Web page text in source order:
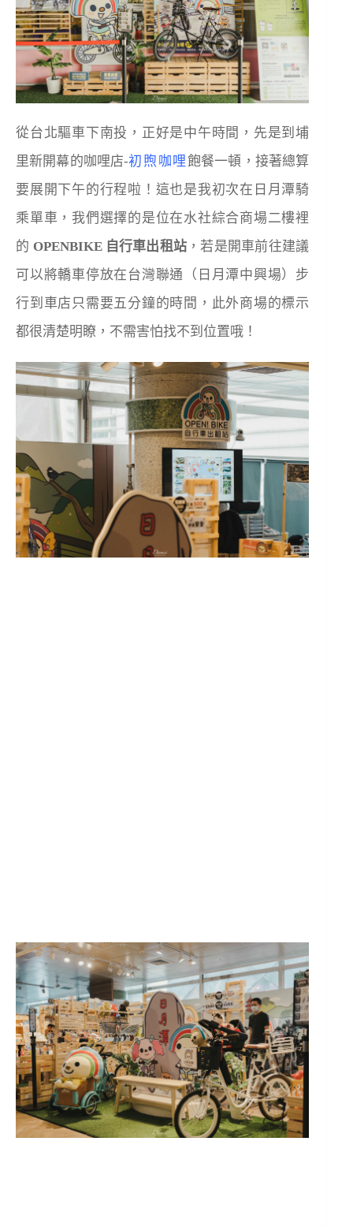
從台北驅車下南投，正好是中午時間，先是到埔
里新開幕的咖哩店-初煦咖哩飽餐一頓，接著總算
要展開下午的行程啦！這也是我初次在日月潭騎
乘單車，我們選擇的是位在水社綜合商場二樓裡
的 OPENBIKE 自行車出租站 ，若是開車前往建議
可以將轎車停放在 台灣聯通（日月潭中興場）步
行到車店只需要五分鐘的時間，此外商場的標示
都很清楚明瞭，不需害怕找不到位置哦！